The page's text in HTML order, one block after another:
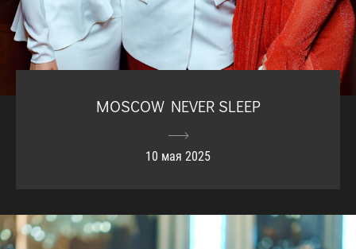
MOSCOW NEVER SLEEP
10 мая 2025